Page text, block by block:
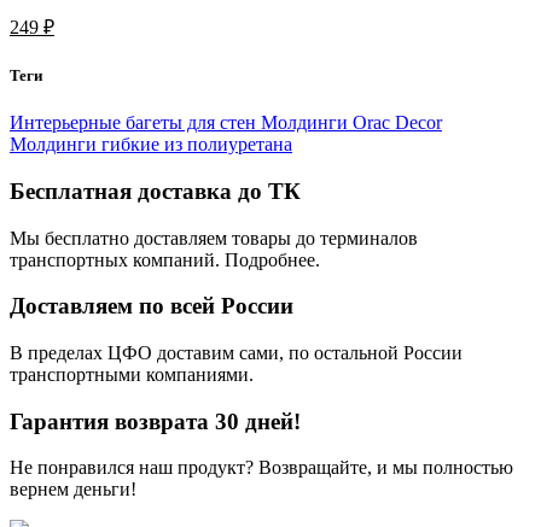
249 ₽
Теги
Интерьерные багеты для стен Молдинги Orac Decor
Молдинги гибкие из полиуретана
Бесплатная доставка до ТК
Мы бесплатно доставляем товары до терминалов
транспортных компаний. Подробнее.
Доставляем по всей России
В пределах ЦФО доставим сами, по остальной России
транспортными компаниями.
Гарантия возврата 30 дней!
Не понравился наш продукт? Возвращайте, и мы полностью
вернем деньги!